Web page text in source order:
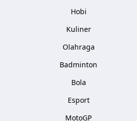
Hobi
Kuliner
Olahraga
Badminton
Bola
Esport
MotoGP